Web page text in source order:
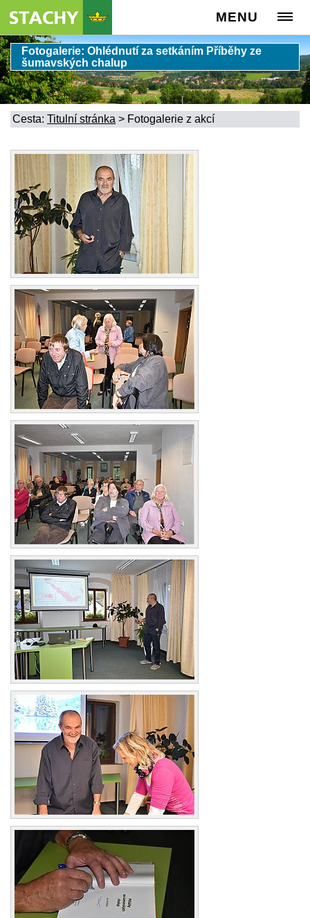
MENU
Fotogalerie: Ohlédnutí za setkáním Příběhy ze
šumavských chalup
Cesta: Titulní stránka > Fotogalerie z akcí